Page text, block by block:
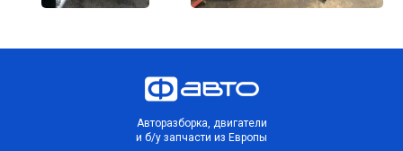
Авторазборка, двигатели
и б/у запчасти из Европы